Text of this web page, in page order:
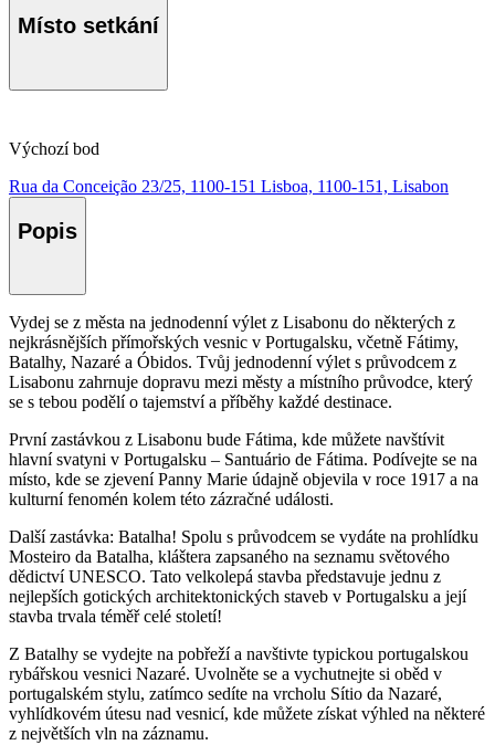
Místo setkání
Výchozí bod
Rua da Conceição 23/25, 1100-151 Lisboa, 1100-151, Lisabon
Popis
Vydej se z města na jednodenní výlet z Lisabonu do některých z
nejkrásnějších přímořských vesnic v Portugalsku, včetně Fátimy,
Batalhy, Nazaré a Óbidos. Tvůj jednodenní výlet s průvodcem z
Lisabonu zahrnuje dopravu mezi městy a místního průvodce, který
se s tebou podělí o tajemství a příběhy každé destinace.
První zastávkou z Lisabonu bude Fátima, kde můžete navštívit
hlavní svatyni v Portugalsku – Santuário de Fátima. Podívejte se na
místo, kde se zjevení Panny Marie údajně objevila v roce 1917 a na
kulturní fenomén kolem této zázračné události.
Další zastávka: Batalha! Spolu s průvodcem se vydáte na prohlídku
Mosteiro da Batalha, kláštera zapsaného na seznamu světového
dědictví UNESCO. Tato velkolepá stavba představuje jednu z
nejlepších gotických architektonických staveb v Portugalsku a její
stavba trvala téměř celé století!
Z Batalhy se vydejte na pobřeží a navštivte typickou portugalskou
rybářskou vesnici Nazaré. Uvolněte se a vychutnejte si oběd v
portugalském stylu, zatímco sedíte na vrcholu Sítio da Nazaré,
vyhlídkovém útesu nad vesnicí, kde můžete získat výhled na některé
z největších vln na záznamu.